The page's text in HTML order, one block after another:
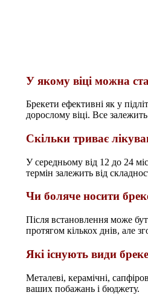
У якому віці можна
Брекети ефективні як у
дорослому віці. Все залежить
Скільки триває
У середньому від 12 до 24
термін залежить від
Чи боляче носити
Після встановлення може
протягом кількох днів, але
Які існують види
Металеві, керамічні,
ваших побажань і бюджету.